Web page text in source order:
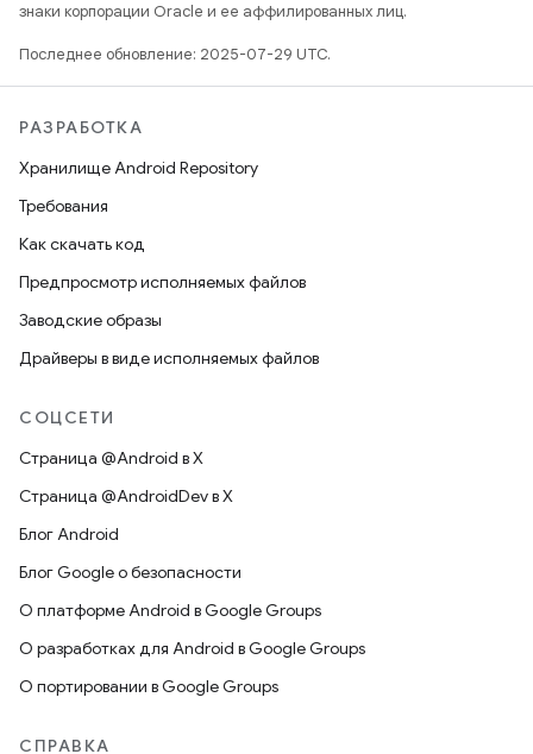
знаки корпорации Oracle и ее аффилированных лиц.
Последнее обновление: 2025-07-29 UTC.
РАЗРАБОТКА
Хранилище Android Repository
Требования
Как скачать код
Предпросмотр исполняемых файлов
Заводские образы
Драйверы в виде исполняемых файлов
СОЦСЕТИ
Страница @Android в X
Страница @AndroidDev в X
Блог Android
Блог Google о безопасности
О платформе Android в Google Groups
О разработках для Android в Google Groups
О портировании в Google Groups
СПРАВКА